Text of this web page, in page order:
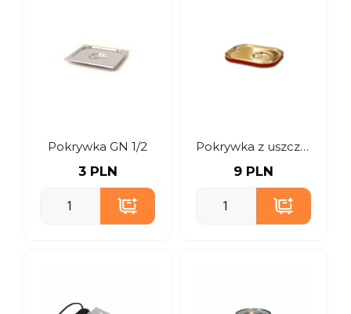
Pokrywka GN 1/2
3 PLN
Pokrywka z uszczelką GN 1/2
9 PLN